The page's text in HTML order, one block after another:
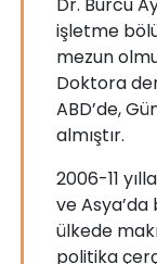
Dr. Burcu
işletme
mezun
Doktora
ABD’de,
almıştır.
2006-11
ve
ülkede
politika